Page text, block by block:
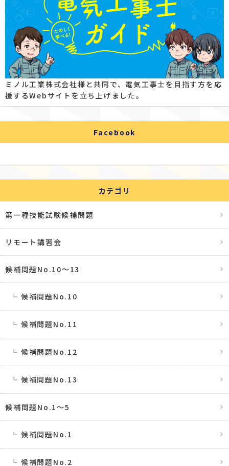
ミノル工業株式会社様と共同で、電気工事士を目指す方を応
援するWebサイトを立ち上げました。
Facebook
カテゴリ
第一種技能試験候補問題
リモート講習会
候補問題No.10〜13
候補問題No.10
候補問題No.11
候補問題No.12
候補問題No.13
候補問題No.1〜5
候補問題No.1
候補問題No.2